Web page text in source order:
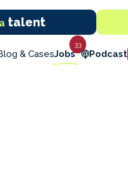
talent
& CasesJobs
33
Podcast